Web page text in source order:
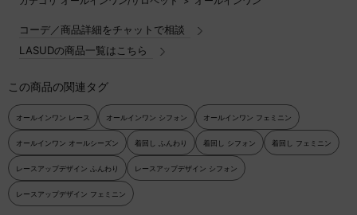
コーデ／商品詳細をチャットで相談
LASUDの商品一覧はこちら
この商品の関連タグ
オールインワン レース オールインワン シフォン オールインワン フェミニン
オールインワン オールシーズン 着回し ふんわり 着回し シフォン 着回し フェミニン
レースアップデザイン ふんわり レースアップデザイン シフォン
レースアップデザイン フェミニン